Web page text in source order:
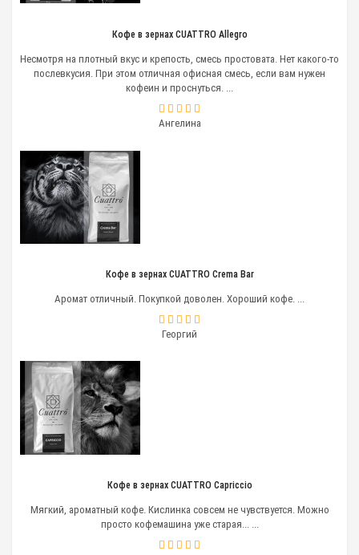
Кофе в зернах CUATTRO Allegro
Несмотря на плотный вкус и крепость, смесь простовата. Нет какого-то
послевкусия. При этом отличная офисная смесь, если вам нужен
кофеин и проснуться. ...
Ангелина
Кофе в зернах CUATTRO Crema Bar
Аромат отличный. Покупкой доволен. Хороший кофе. ...
Георгий
Кофе в зернах CUATTRO Capriccio
Мягкий, ароматный кофе. Кислинка совсем не чувствуется. Можно
просто кофемашина уже старая... ...